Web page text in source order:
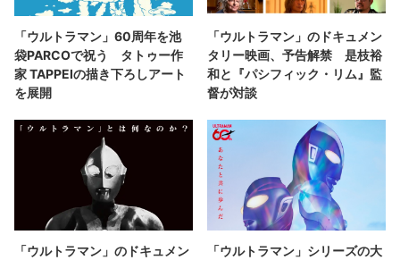
「ウルトラマン」60周年を池
袋PARCOで祝う タトゥー作
家 TAPPEIの描き下ろしアート
を展開
「ウルトラマン」のドキュメン
タリー映画、予告解禁 是枝裕
和と『パシフィック・リム』監
督が対談
「ウルトラマン」のドキュメン
「ウルトラマン」シリーズの大